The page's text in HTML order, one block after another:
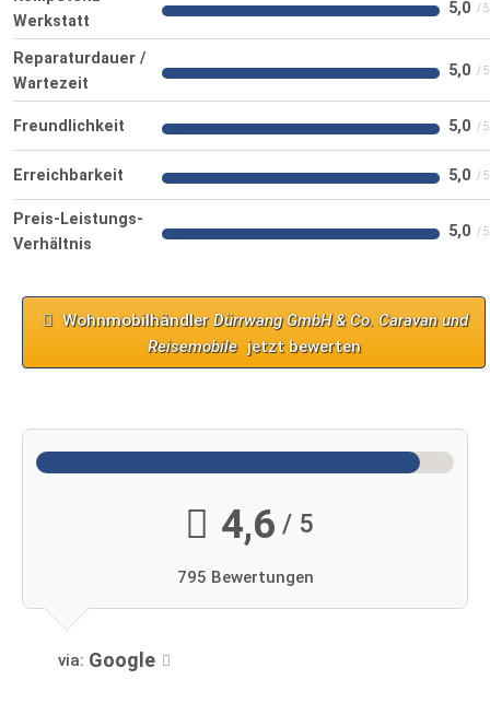
Werkstatt
5,0
Reparaturdauer /
Wartezeit
5,0
Freundlichkeit 5,0
Erreichbarkeit 5,0
Preis-Leistungs-
Verhältnis
5,0
Wohnmobilhändler Dürrwang GmbH & Co. Caravan und
Reisemobile jetzt bewerten
4,6 / 5
795 Bewertungen
via: Google